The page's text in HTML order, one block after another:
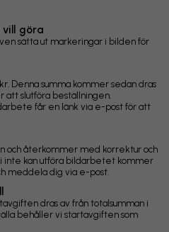
göra
sätta ut markeringar i bilden för
Denna summa kommer sedan dras
att slutföra beställningen.
får en länk via e-post för att
och återkommer med korrektur och
inte kan utföra bildarbetet kommer
meddela dig via e-post.
dras av från totalsumman i
behåller vi startavgiften som